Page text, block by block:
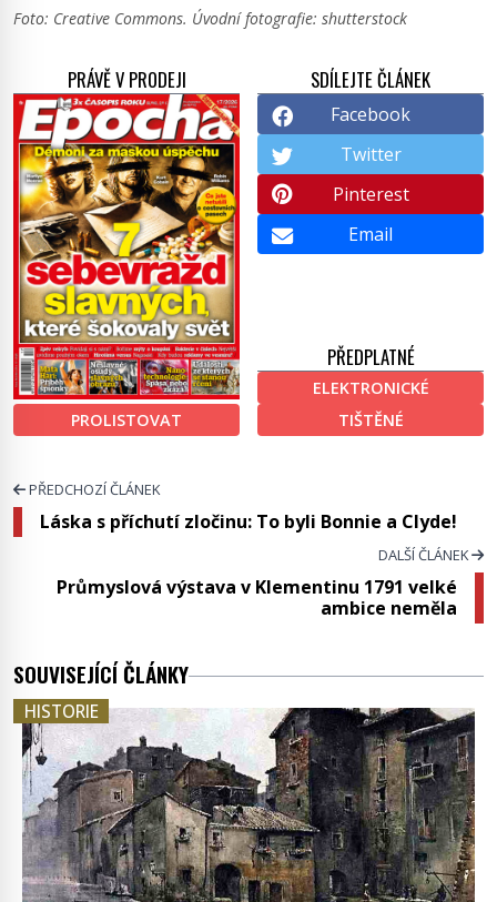
Foto: Creative Commons. Úvodní fotografie: shutterstock
PRÁVĚ V PRODEJI
PROLISTOVAT
SDÍLEJTE ČLÁNEK
Facebook
Twitter
Pinterest
Email
PŘEDPLATNÉ
ELEKTRONICKÉ
TIŠTĚNÉ
PŘEDCHOZÍ ČLÁNEK
Láska s příchutí zločinu: To byli Bonnie a Clyde!
DALŠÍ ČLÁNEK
Průmyslová výstava v Klementinu 1791 velké
ambice neměla
SOUVISEJÍCÍ ČLÁNKY
HISTORIE